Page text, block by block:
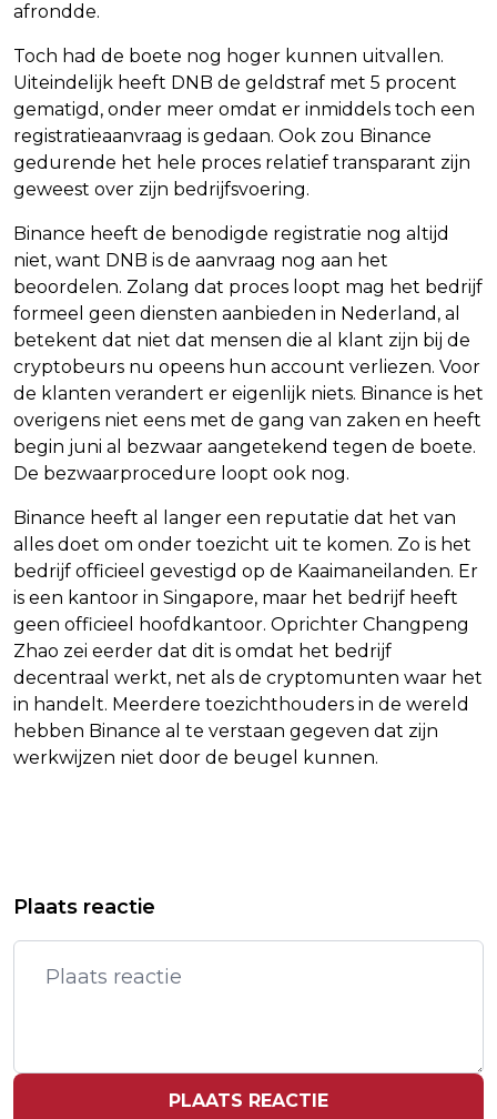
afrondde.
Toch had de boete nog hoger kunnen uitvallen.
Uiteindelijk heeft DNB de geldstraf met 5 procent
gematigd, onder meer omdat er inmiddels toch een
registratieaanvraag is gedaan. Ook zou Binance
gedurende het hele proces relatief transparant zijn
geweest over zijn bedrijfsvoering.
Binance heeft de benodigde registratie nog altijd
niet, want DNB is de aanvraag nog aan het
beoordelen. Zolang dat proces loopt mag het bedrijf
formeel geen diensten aanbieden in Nederland, al
betekent dat niet dat mensen die al klant zijn bij de
cryptobeurs nu opeens hun account verliezen. Voor
de klanten verandert er eigenlijk niets. Binance is het
overigens niet eens met de gang van zaken en heeft
begin juni al bezwaar aangetekend tegen de boete.
De bezwaarprocedure loopt ook nog.
Binance heeft al langer een reputatie dat het van
alles doet om onder toezicht uit te komen. Zo is het
bedrijf officieel gevestigd op de Kaaimaneilanden. Er
is een kantoor in Singapore, maar het bedrijf heeft
geen officieel hoofdkantoor. Oprichter Changpeng
Zhao zei eerder dat dit is omdat het bedrijf
decentraal werkt, net als de cryptomunten waar het
in handelt. Meerdere toezichthouders in de wereld
hebben Binance al te verstaan gegeven dat zijn
werkwijzen niet door de beugel kunnen.
HEROPENEN VOOR
BEDRIJVEN WERELDWIJD PLANNEN
GROTE INVESTERINGEN IN IT
Plaats reactie
PLAATS REACTIE